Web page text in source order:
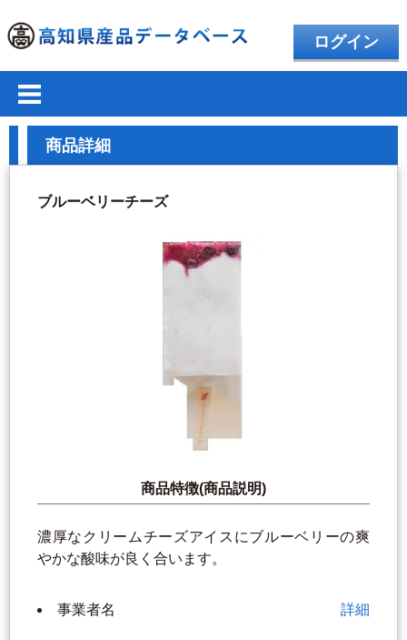
ログイン
商品詳細
ブルーベリーチーズ
商品特徴(商品説明)
濃厚なクリームチーズアイスにブルーベリーの爽
やかな酸味が良く合います。
事業者名 詳細